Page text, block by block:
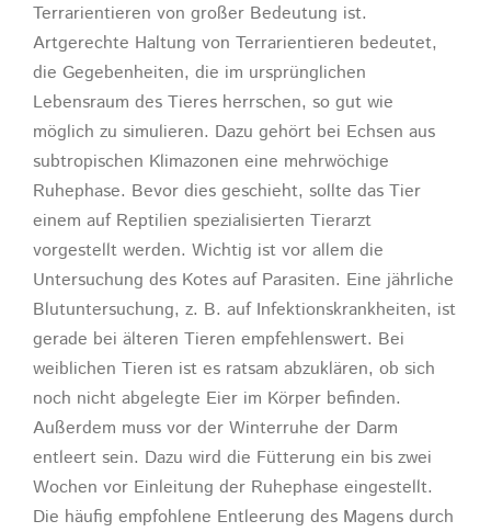
Terrarientieren von großer Bedeutung ist.
Artgerechte Haltung von Terrarientieren bedeutet,
die Gegebenheiten, die im ursprünglichen
Lebensraum des Tieres herrschen, so gut wie
möglich zu simulieren. Dazu gehört bei Echsen aus
subtropischen Klimazonen eine mehrwöchige
Ruhephase. Bevor dies geschieht, sollte das Tier
einem auf Reptilien spezialisierten Tierarzt
vorgestellt werden. Wichtig ist vor allem die
Untersuchung des Kotes auf Parasiten. Eine jährliche
Blutuntersuchung, z. B. auf Infektionskrankheiten, ist
gerade bei älteren Tieren empfehlenswert. Bei
weiblichen Tieren ist es ratsam abzuklären, ob sich
noch nicht abgelegte Eier im Körper befinden.
Außerdem muss vor der Winterruhe der Darm
entleert sein. Dazu wird die Fütterung ein bis zwei
Wochen vor Einleitung der Ruhephase eingestellt.
Die häufig empfohlene Entleerung des Magens durch